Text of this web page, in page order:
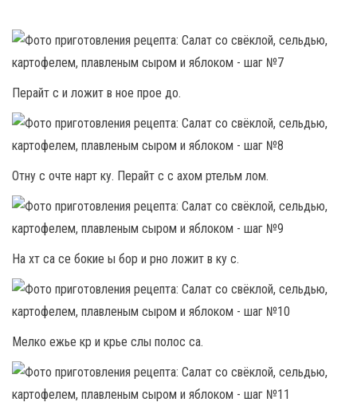
Перайт с и ложит в ное прое до.
Отну с очте нарт ку. Перайт с с ахом ртельм лом.
На хт са се бокие ы бор и рно ложит в ку с.
Мелко ежье кр и крье слы полос са.